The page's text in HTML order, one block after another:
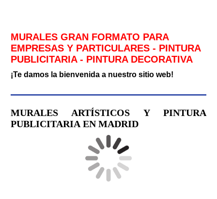
MURALES GRAN FORMATO PARA
EMPRESAS Y PARTICULARES- PINTURA
PUBLICITARIA - PINTURA DECORATIVA
¡Te damos la bienvenida a nuestro sitio web!
MURALES ARTÍSTICOS Y PINTURA
PUBLICITARIA EN MADRID